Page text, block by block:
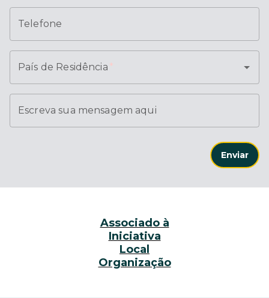
Telefone
País de Residência *
Escreva sua mensagem aqui
Enviar
Associado à
Iniciativa
Local
Organização